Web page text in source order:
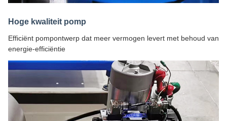
Hoge kwaliteit pomp
Efficiënt pompontwerp dat meer vermogen levert met behoud van
energie-efficiëntie